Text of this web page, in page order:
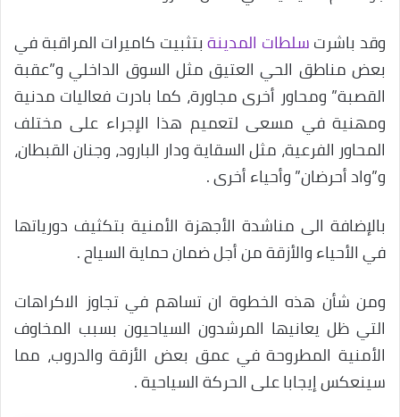
وقد باشرتسلطات المدينةبتثبيت كاميرات المراقبة في
بعض مناطق الحي العتيق مثل السوق الداخلي و”عقبة
القصبة” ومحاور أخرى مجاورة، كما بادرت فعاليات مدنية
ومهنية في مسعى لتعميم هذا الإجراء على مختلف
المحاور الفرعية، مثل السقاية ودار البارود، وجنان القبطان،
و”واد أحرضان” وأحياء أخرى .
بالإضافة الى مناشدة الأجهزة الأمنية بتكثيف دورياتها
في الأحياء والأزقة من أجل ضمان حماية السياح .
ومن شأن هذه الخطوة ان تساهم في تجاوز الاكراهات
التي ظل يعانيها المرشدون السياحيون بسبب المخاوف
الأمنية المطروحة في عمق بعض الأزقة والدروب، مما
سينعكس إيجابا على الحركة السياحية .